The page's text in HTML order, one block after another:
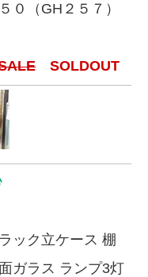
０（GH２５７）
SOLDOUT
ック立ケース 棚
ラス ランプ3灯